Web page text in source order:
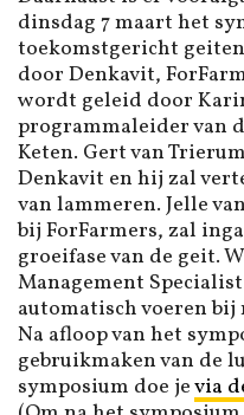
dinsdag 7 maart het
toekomstgericht geiten
door Denkavit,
wordt geleid door
programmaleider van
Keten. Gert van
Denkavit en hij zal
van lammeren. Jelle
bij ForFarmers, zal
groeifase van de geit.
Management
automatisch voeren
Na afloop van het
gebruikmaken van de
symposium doe jevia